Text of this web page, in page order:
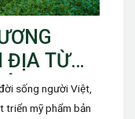
ĐỊA TỪ
sống người Việt,
triển mỹ phẩm bản